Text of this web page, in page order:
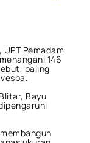
Pemadam
146
paling
Bayu